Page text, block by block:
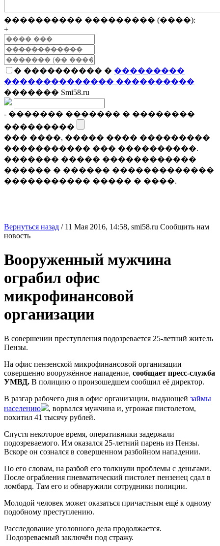
���������� ��������� (����):
+
� ���������� � ���������
�������������� ����������
������� Smi58.ru
- ������� ������� � ��������
���������
��� ����, ����� ���� ���������
����������� ��� ����������.
������� ����� ������������
������ � ������ �������������
����������� ����� � ����.
Вернуться назад / 11 Мая 2016, 14:58, smi58.ru Сообщить нам
новость
Вооруженный мужчина
ограбил офис
микрофинансовой
организации
В совершении преступления подозревается 25-летний житель
Пензы.
На офис пензенской микрофинансовой организации
совершенно вооружённое нападение, сообщает пресс-служба
УМВД. В полицию о произошедшем сообщил её директор.
В разгар рабочего дня в офис организации, выдающей займы
населению
, ворвался мужчина и, угрожая пистолетом,
похитил 41 тысячу рублей.
Спустя некоторое время, оперативники задержали
подозреваемого. Им оказался 25-летний парень из Пензы.
Вскоре он сознался в совершенном разбойном нападении.
По его словам, на разбой его толкнули проблемы с деньгами.
После ограбления пневматический пистолет пензенец сдал в
ломбард. Там его и обнаружили сотрудники полиции.
Молодой человек может оказаться причастным ещё к одному
подобному преступлению.
Расследование уголовного дела продолжается.
Подозреваемый заключён под стражу.